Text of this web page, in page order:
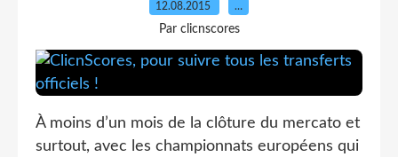
12.08.2015 …
Par clicnscores
À moins d’un mois de la clôture du mercato et
surtout, avec les championnats européens qui